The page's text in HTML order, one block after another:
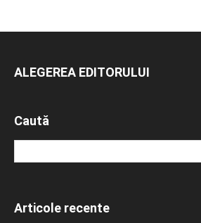
ALEGEREA EDITORULUI
Caută
Articole recente